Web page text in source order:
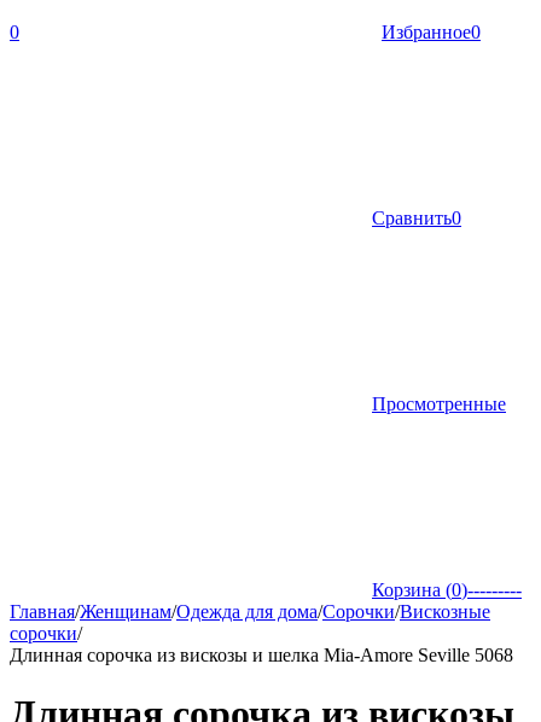
0 Избранное0
Сравнить0
Просмотренные
Корзина (0)---------
Главная/Женщинам/Одежда для дома/Сорочки/Вискозные
сорочки/
Длинная сорочка из вискозы и шелка Mia-Amore Seville 5068